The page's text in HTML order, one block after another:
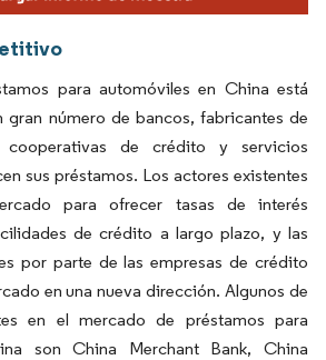
para automóviles en China está
gran número de bancos, fabricantes de
cooperativas de crédito y servicios
sus préstamos. Los actores existentes
para ofrecer tasas de interés
de crédito a largo plazo, y las
por parte de las empresas de crédito
en una nueva dirección. Algunos de
en el mercado de préstamos para
son China Merchant Bank, China